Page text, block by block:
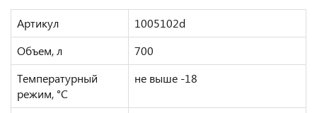
Артикул
1005102d
Объем, л
700
Температурный
режим, °C
не выше -18